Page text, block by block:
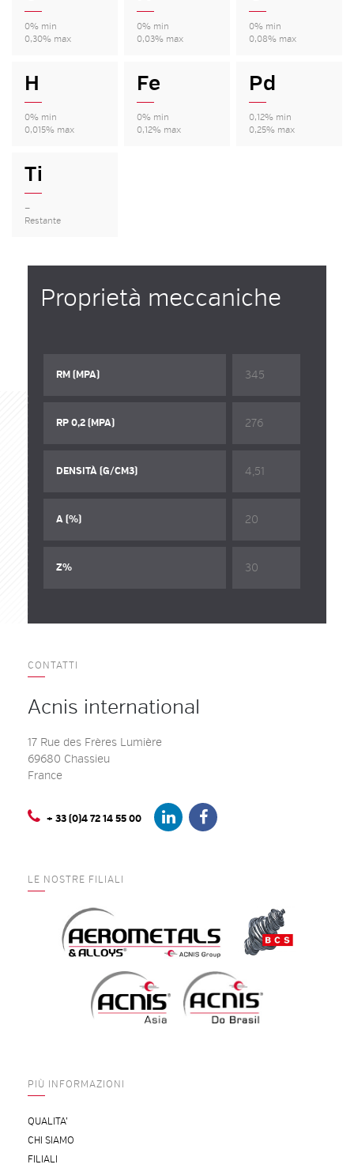
0% min
0,30% max
0% min
0,03% max
0% min
0,08% max
H
0% min
0,015% max
Fe
0% min
0,12% max
Pd
0,12% min
0,25% max
Ti
—
Restante
Proprietà meccaniche
RM (MPA) 345
RP 0,2 (MPA) 276
DENSITÀ (G/CM3) 4,51
A (%) 20
Z% 30
CONTATTI
Acnis international
17 Rue des Frères Lumière
69680 Chassieu
France
+ 33 (0)4 72 14 55 00
LE NOSTRE FILIALI
PIÙ INFORMAZIONI
QUALITA’
CHI SIAMO
FILIALI